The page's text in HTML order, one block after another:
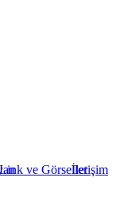
Link ve Görsellerİletişim